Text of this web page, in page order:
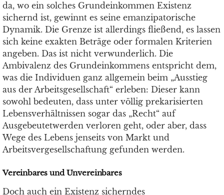
da, wo ein solches Grundeinkommen Existenz
sichernd ist, gewinnt es seine emanzipatorische
Dynamik. Die Grenze ist allerdings fließend, es lassen
sich keine exakten Beträge oder formalen Kriterien
angeben. Das ist nicht verwunderlich. Die
Ambivalenz des Grundeinkommens entspricht dem,
was die Individuen ganz allgemein beim „Ausstieg
aus der Arbeitsgesellschaft“ erleben: Dieser kann
sowohl bedeuten, dass unter völlig prekarisierten
Lebensverhältnissen sogar das „Recht“ auf
Ausgebeutetwerden verloren geht, oder aber, dass
Wege des Lebens jenseits von Markt und
Arbeitsvergesellschaftung gefunden werden.
Vereinbares und Unvereinbares
Doch auch ein Existenz sicherndes